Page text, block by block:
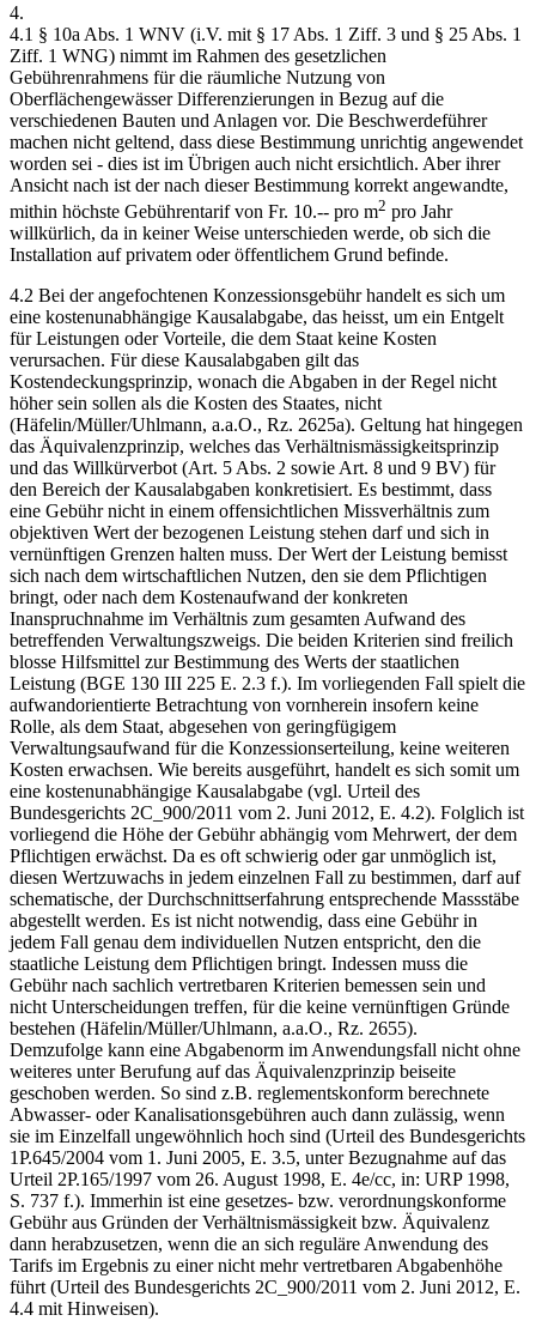
4.
4.1 § 10a Abs. 1 WNV (i.V. mit § 17 Abs. 1 Ziff. 3 und § 25 Abs. 1
Ziff. 1 WNG) nimmt im Rahmen des gesetzlichen
Gebührenrahmens für die räumliche Nutzung von
Oberflächengewässer Differenzierungen in Bezug auf die
verschiedenen Bauten und Anlagen vor. Die Beschwerdeführer
machen nicht geltend, dass diese Bestimmung unrichtig angewendet
worden sei - dies ist im Übrigen auch nicht ersichtlich. Aber ihrer
Ansicht nach ist der nach dieser Bestimmung korrekt angewandte,
mithin höchste Gebührentarif von Fr. 10.-- pro m2 pro Jahr
willkürlich, da in keiner Weise unterschieden werde, ob sich die
Installation auf privatem oder öffentlichem Grund befinde.
4.2 Bei der angefochtenen Konzessionsgebühr handelt es sich um
eine kostenunabhängige Kausalabgabe, das heisst, um ein Entgelt
für Leistungen oder Vorteile, die dem Staat keine Kosten
verursachen. Für diese Kausalabgaben gilt das
Kostendeckungsprinzip, wonach die Abgaben in der Regel nicht
höher sein sollen als die Kosten des Staates, nicht
(Häfelin/Müller/Uhl­mann, a.a.O., Rz. 2625a). Geltung hat hingegen
das Äquivalenzprinzip, welches das Verhältnismässigkeitsprinzip
und das Willkürverbot (Art. 5 Abs. 2 sowie Art. 8 und 9 BV) für
den Bereich der Kausalabgaben konkretisiert. Es bestimmt, dass
eine Gebühr nicht in einem offensichtlichen Missverhältnis zum
objektiven Wert der bezogenen Leistung stehen darf und sich in
vernünftigen Grenzen halten muss. Der Wert der Leistung bemisst
sich nach dem wirtschaftlichen Nutzen, den sie dem Pflichtigen
bringt, oder nach dem Kostenaufwand der konkreten
Inanspruchnahme im Verhältnis zum gesamten Aufwand des
betreffenden Verwaltungszweigs. Die beiden Kriterien sind freilich
blosse Hilfsmittel zur Bestimmung des Werts der staatlichen
Leistung (BGE 130 III 225 E. 2.3 f.). Im vorliegenden Fall spielt die
aufwandorientierte Betrachtung von vornherein insofern keine
Rolle, als dem Staat, abgesehen von geringfügigem
Verwaltungsaufwand für die Konzessionserteilung, keine weiteren
Kosten erwachsen. Wie bereits ausgeführt, handelt es sich somit um
eine kostenunabhängige Kausalabgabe (vgl. Urteil des
Bundesgerichts 2C_900/2011 vom 2. Juni 2012, E. 4.2). Folglich ist
vorliegend die Höhe der Gebühr abhängig vom Mehrwert, der dem
Pflichtigen erwächst. Da es oft schwierig oder gar unmöglich ist,
diesen Wertzuwachs in jedem einzelnen Fall zu bestimmen, darf auf
schematische, der Durchschnittserfahrung entsprechende Massstäbe
abgestellt werden. Es ist nicht notwendig, dass eine Gebühr in
jedem Fall genau dem individuellen Nutzen entspricht, den die
staatliche Leistung dem Pflichtigen bringt. Indessen muss die
Gebühr nach sachlich vertretbaren Kriterien bemessen sein und
nicht Unterscheidungen treffen, für die keine vernünftigen Gründe
bestehen (Häfelin/Müller/Uhlmann, a.a.O., Rz. 2655).
Demzufolge kann eine Abgabenorm im Anwendungsfall nicht ohne
weiteres unter Berufung auf das Äquivalenzprinzip beiseite
geschoben werden. So sind z.B. reglementskonform berechnete
Abwasser- oder Kanalisationsgebühren auch dann zulässig, wenn
sie im Einzelfall ungewöhnlich hoch sind (Urteil des Bundesgerichts
1P.645/2004 vom 1. Juni 2005, E. 3.5, unter Bezugnahme auf das
Urteil 2P.165/1997 vom 26. August 1998, E. 4e/cc, in: URP 1998,
S. 737 f.). Immerhin ist eine gesetzes- bzw. verordnungskonforme
Gebühr aus Gründen der Verhältnismässigkeit bzw. Äquivalenz
dann herabzusetzen, wenn die an sich reguläre Anwendung des
Tarifs im Ergebnis zu einer nicht mehr vertretbaren Abgabenhöhe
führt (Urteil des Bundesgerichts 2C_900/2011 vom 2. Juni 2012, E.
4.4 mit Hinweisen).